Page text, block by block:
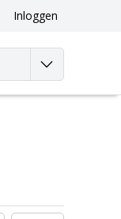
Inloggen